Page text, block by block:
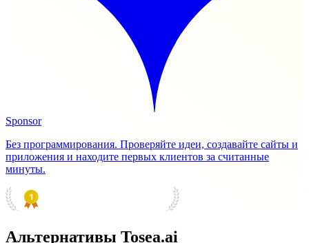
Sponsor
Без программирования. Проверяйте идеи, создавайте сайты и
приложения и находите первых клиентов за считанные
минуты.
Альтернативы Tosea.ai